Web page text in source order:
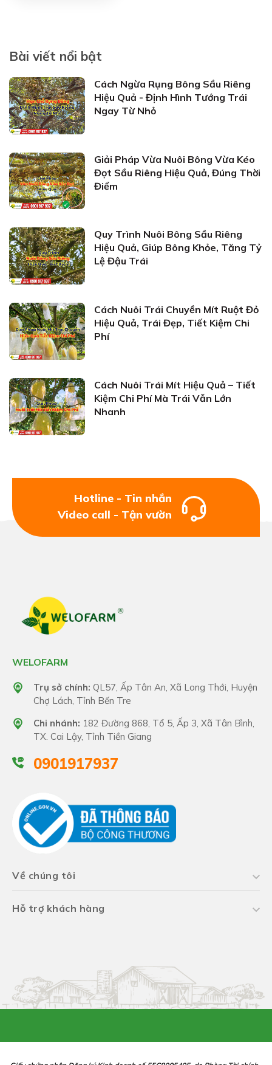
Bài viết nổi bật
Cách Ngừa Rụng Bông Sầu Riêng
Hiệu Quả - Định Hình Tướng Trái
Ngay Từ Nhỏ
Giải Pháp Vừa Nuôi Bông Vừa Kéo
Đọt Sầu Riêng Hiệu Quả, Đúng Thời
Điểm
Quy Trình Nuôi Bông Sầu Riêng
Hiệu Quả, Giúp Bông Khỏe, Tăng Tỷ
Lệ Đậu Trái
Cách Nuôi Trái Chuyền Mít Ruột Đỏ
Hiệu Quả, Trái Đẹp, Tiết Kiệm Chi
Phí
Cách Nuôi Trái Mít Hiệu Quả – Tiết
Kiệm Chi Phí Mà Trái Vẫn Lớn
Nhanh
Hotline - Tin nhắn
Video call - Tận vườn
WELOFARM
Trụ sở chính: QL57, Ấp Tân An, Xã Long Thới, Huyện
Chợ Lách, Tỉnh Bến Tre
Chi nhánh: 182 Đường 868, Tổ 5, Ấp 3, Xã Tân Bình,
TX. Cai Lậy, Tỉnh Tiền Giang
0901917937
Về chúng tôi
Hỗ trợ khách hàng